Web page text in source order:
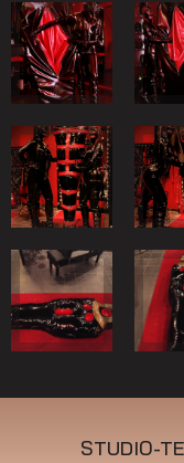
STUDIO-